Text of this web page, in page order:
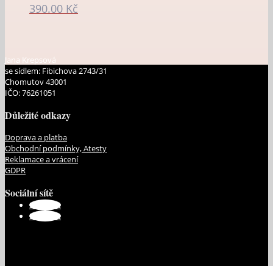
390.00 Kč
Jana Krepsová
se sídlem: Fibichova 2743/31
Chomutov 43001
IČO: 76261051
Důležité odkazy
Doprava a platba
Obchodní podmínky, Atesty
Reklamace a vrácení
GDPR
Sociální sítě
Sledovat
Sledovat